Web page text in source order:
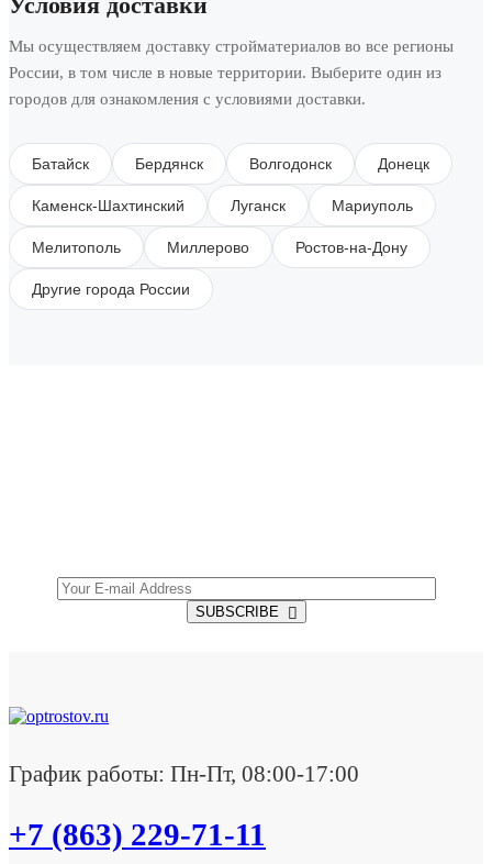
Мы осуществляем доставку стройматериалов во все регионы
России, в том числе в новые территории. Выберите один из
городов для ознакомления с условиями доставки.
Батайск Бердянск Волгодонск Донецк
Каменск-Шахтинский Луганск Мариуполь
Мелитополь Миллерово Ростов-на-Дону
Другие города России
SUBSCRIBE
График работы: Пн-Пт, 08:00-17:00
+7 (863) 229-71-11